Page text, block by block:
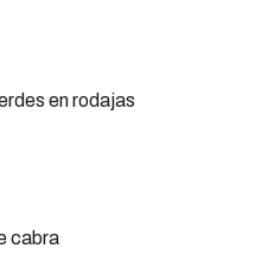
en rodajas
cabra